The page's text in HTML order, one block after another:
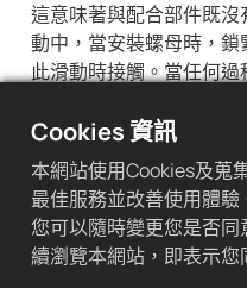
這意味著與配合部件既
動中，當安裝螺母時，
此滑動時接觸。當任何
自鎖螺帽。
GUK防鬆螺帽/自鎖
自鎖螺母是一種在振動和
Cookies 資訊
本網站使用Cookies及蒐
最佳服務並改善使用體
您可以隨時變更您是否
續瀏覽本網站，即表示您